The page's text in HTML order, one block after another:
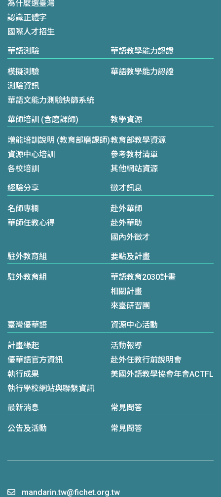
為什麼選臺灣
認識正體字
國際人才招生
華語測驗
模擬測驗
測驗資訊
華語文能力測驗快篩系統
華語教學能力認證
華語教學能力認證
華師培訓 (含磨課師)
增能培訓說明 (教育部磨課師)
資源中心培訓
各校培訓
教學資源
教育部教學資源
參考教材清單
其他網站資源
經驗分享
名師專欄
華師任教心得
徵才訊息
赴外華師
赴外華助
國內外徵才
駐外教育組
駐外教育組
要點及計畫
華語教育2030計畫
相關計畫
來臺研習團
臺灣優華語
計畫緣起
優華語官方資訊
執行成果
執行學校網站與聯繫資訊
資源中心活動
活動報導
赴外任教行前說明會
美國外語教學協會年會ACTFL
最新消息
公告及活動
常見問答
常見問答
mandarin.tw@fichet.org.tw